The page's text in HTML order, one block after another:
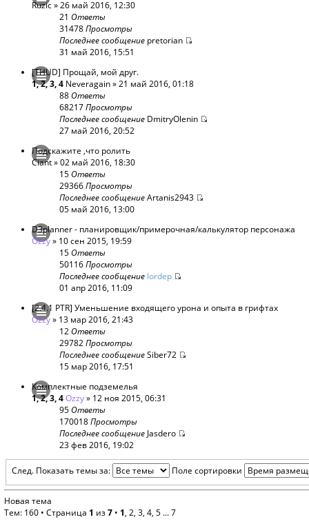
Ruzic» 26 май 2016, 12:30
21 Ответы
31478Просмотры
Последнее сообщение pretorian
31 май 2016, 15:51
[THUD] Прощай, мой друг.
1,2,3,4 Neveragain» 21 май 2016, 01:18
88Ответы
68217Просмотры
Последнее сообщение DmitryOlenin
27 май 2016, 20:52
Подскажите ,что ролить
Ciant» 02 май 2016, 18:30
15Ответы
29366Просмотры
Последнее сообщениеArtanis2943
05 май 2016, 13:00
D3planner - планировщик/примерочная/калькулятор персонажа
Ozzy» 10 сен 2015, 19:59
15Ответы
50116Просмотры
Последнее сообщение lordep
01 апр 2016, 11:09
[2.4.1 PTR] Уменьшение входящего урона и опыта в грифтах
Ozzy» 13 мар 2016, 21:43
12Ответы
29782Просмотры
Последнее сообщениеSiber72
15 мар 2016, 17:51
Комплектные подземелья
1,2,3,4Ozzy» 12 ноя 2015, 06:31
95Ответы
170018Просмотры
Последнее сообщение Jasdero
23 фев 2016, 19:02
След. Показать темы за: Поле сортировки
Новая тема
Тем: 160 • Страница 1 из7 • 1, 2, 3, 4, 5 ...7